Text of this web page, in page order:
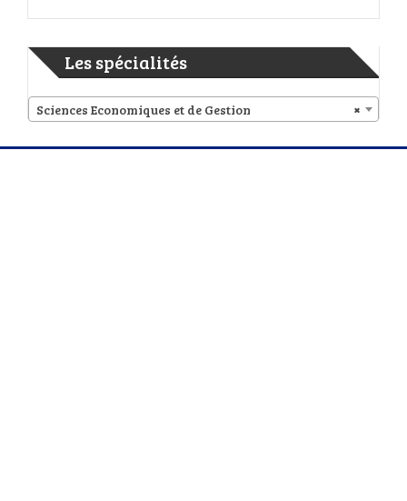
Les spécialités
×
Sciences Economiques et de Gestion